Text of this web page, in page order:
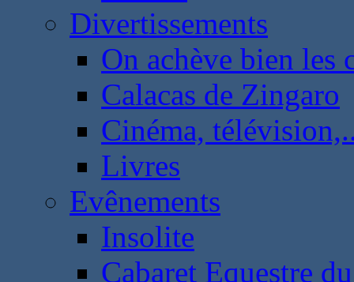
Divertissements
On achève bien les
Calacas de Zingaro
Cinéma,
Livres
Evênements
Insolite
Cabaret Equestre